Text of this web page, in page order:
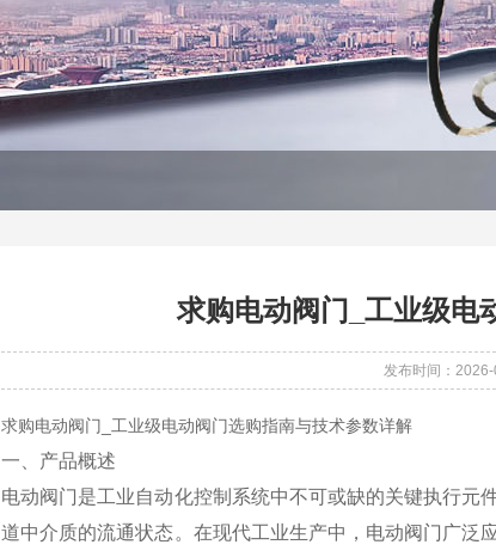
求购电动阀门_工业级电
发布时间：
求购电动阀门_工业级电动阀门选购指南与技术参数详解
一、产品概述
电动阀门是工业自动化控制系统中不可或缺的关键执行元
道中介质的流通状态。在现代工业生产中，电动阀门广泛